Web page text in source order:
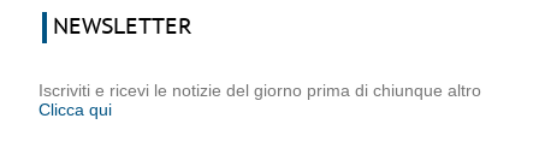
NEWSLETTER
Iscriviti e ricevi le notizie del giorno prima di chiunque altro
Clicca qui